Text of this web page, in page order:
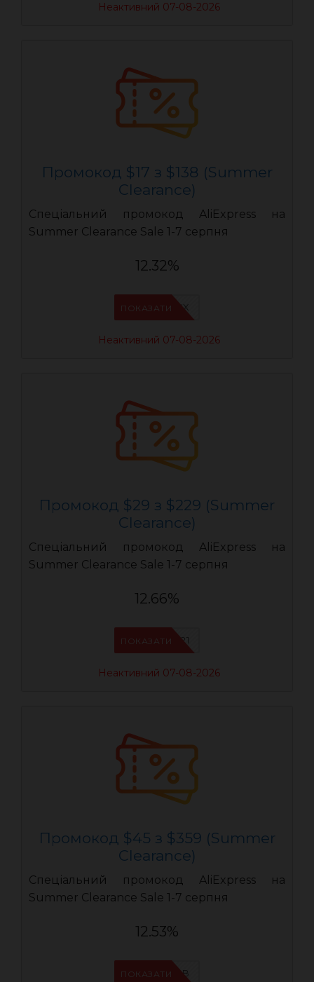
Неактивний 07-08-2026
Промокод $17 з $138 (Summer
Clearance)
Спеціальний промокод AliExpress на
Summer Clearance Sale 1-7 серпня
12.32%
IFPAURWX
ПОКАЗАТИ
Неактивний 07-08-2026
Промокод $29 з $229 (Summer
Clearance)
Спеціальний промокод AliExpress на
Summer Clearance Sale 1-7 серпня
12.66%
IFPYLM21
ПОКАЗАТИ
Неактивний 07-08-2026
Промокод $45 з $359 (Summer
Clearance)
Спеціальний промокод AliExpress на
Summer Clearance Sale 1-7 серпня
12.53%
IFPIMPAB
ПОКАЗАТИ